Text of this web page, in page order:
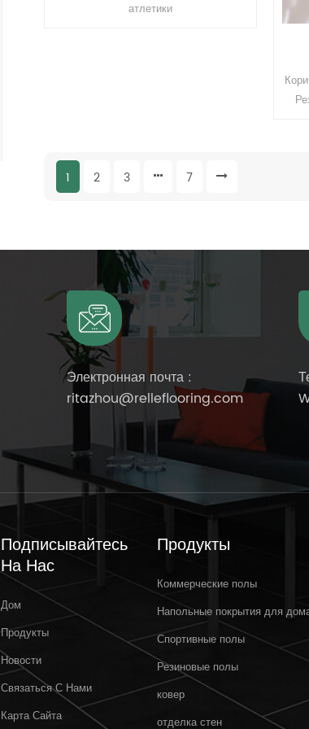
атлетики
1 2 3 7
Электронная почта :
ritazhou@relleflooring.com
Подписывайтесь
На Нас
Дом
Продукты
Новости
Связаться С Нами
Карта Сайта
Продукты
Коммерческие полы
Напольные покрытия для
Спортивные полы
Резиновые полы
ковер
отделка стен
Mar
Добро
Crocus Expo